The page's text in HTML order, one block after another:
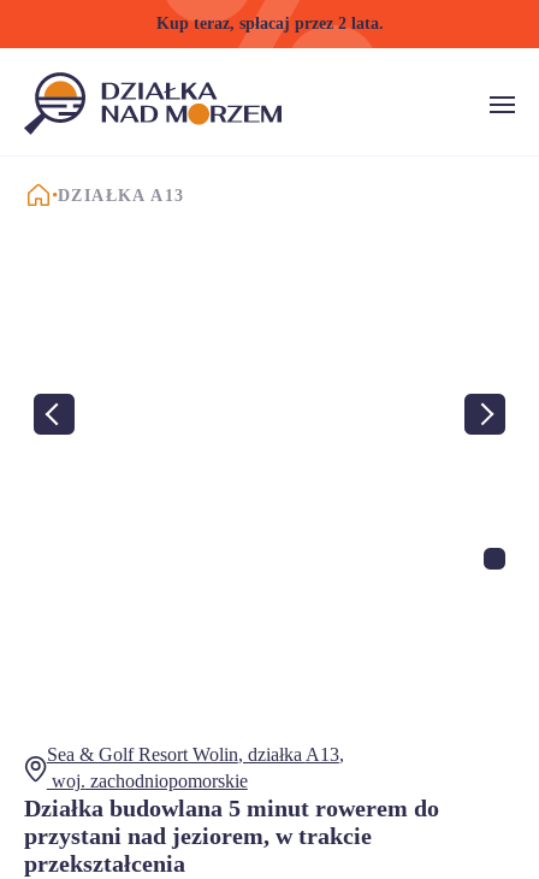
Kup teraz, spłacaj przez 2 lata.
STRONA GŁÓWNA
DZIAŁKA A13
Sea & Golf Resort Wolin, działka A13,
woj. zachodniopomorskie
Działka budowlana 5 minut rowerem do
przystani nad jeziorem, w trakcie
przekształcenia